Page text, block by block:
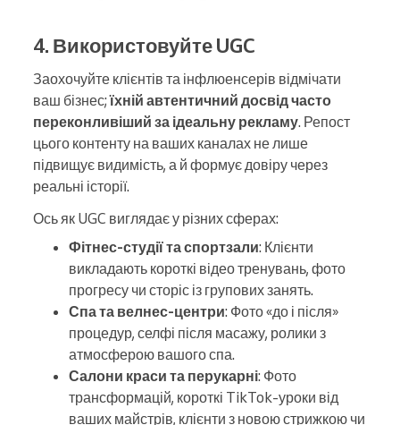
4. Використовуйте UGC
Заохочуйте клієнтів та інфлюенсерів відмічати
ваш бізнес;їхній автентичний досвід часто
переконливіший за ідеальну рекламу. Репост
цього контенту на ваших каналах не лише
підвищує видимість, а й формує довіру через
реальні історії.
Ось як UGC виглядає у різних сферах:
Фітнес-студії та спортзали: Клієнти
викладають короткі відео тренувань, фото
прогресу чи сторіс із групових занять.
Спа та велнес-центри: Фото «до і після»
процедур, селфі після масажу, ролики з
атмосферою вашого спа.
Салони краси та перукарні: Фото
трансформацій, короткі TikTok-уроки від
ваших майстрів, клієнти з новою стрижкою чи